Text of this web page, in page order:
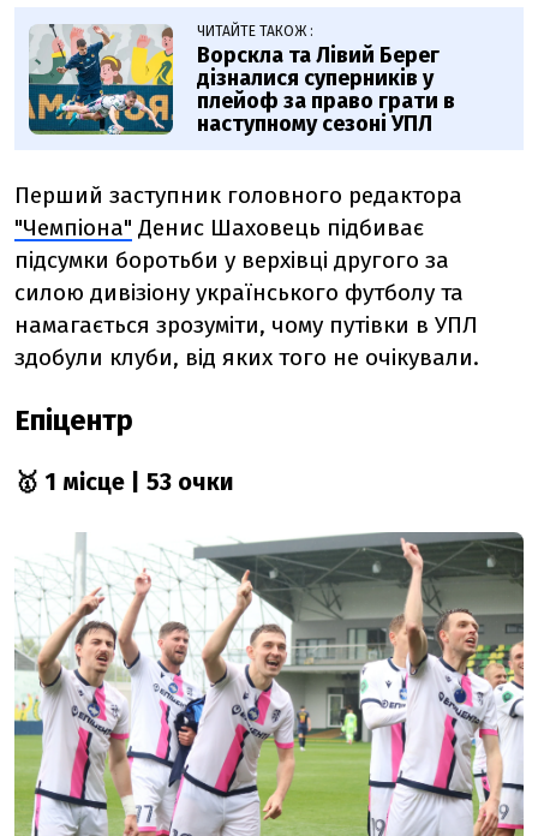
ЧИТАЙТЕ ТАКОЖ :
Ворскла та Лівий Берег
дізналися суперників у
плейоф за право грати в
наступному сезоні УПЛ
Перший заступник головного редактора
"Чемпіона" Денис Шаховець підбиває
підсумки боротьби у верхівці другого за
силою дивізіону українського футболу та
намагається зрозуміти, чому путівки в УПЛ
здобули клуби, від яких того не очікували.
Епіцентр
🥇 1 місце | 53 очки